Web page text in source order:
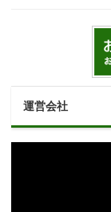
運営会社